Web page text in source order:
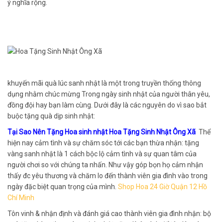
ý nghĩa rộng.
khuyến mãi quà lúc sanh nhật là một trong truyền thống thông
dụng nhằm chúc mừng Trong ngày sinh nhật của người thân yêu,
đồng đội hay bạn làm cùng. Dưới đây là các nguyên do vì sao bắt
buộc tặng quà dịp sinh nhật:
Tại Sao Nên Tặng Hoa sinh nhật Hoa Tặng Sinh Nhật Ông Xã Thể
hiện nay cảm tình và sự chăm sóc tới các bạn thừa nhận: tặng
vàng sanh nhật là 1 cách bộc lộ cảm tình và sự quan tâm của
người chơi so với chúng ta nhấn. Như vậy góp bọn họ cảm nhận
thấy đc yêu thương và chăm lo đến thành viên gia đình vào trong
ngày đặc biệt quan trọng của mình. Shop Hoa 24 Giờ Quận 12 Hồ
Chí Minh
Tôn vinh & nhận định và đánh giá cao thành viên gia đình nhận: bộ